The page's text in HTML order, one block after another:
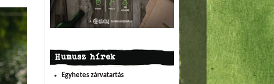
Humusz hírek
Egyhetes zárvatartás